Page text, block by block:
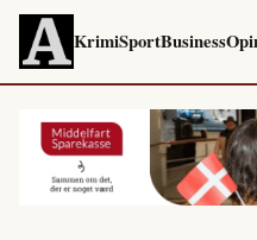
KrimiSportBusiness